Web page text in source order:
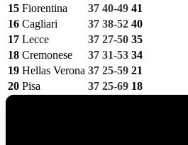
15 Fiorentina 37 40-49 41
16 Cagliari 37 38-52 40
17 Lecce 37 27-50 35
18 Cremonese 37 31-53 34
19 Hellas Verona 37 25-59 21
20 Pisa 37 25-69 18